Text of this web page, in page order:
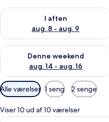
I aften
aug. 8 - aug. 9
Tjek tilgængelighed for i aften
Denne weekend
aug. 14 - aug. 16
Tjek tilgængelighed for denne
Tilgængelige
filtre
for
værelser
Alle værelser 1 seng 2 senge
Viser 10 ud af 10 værelser